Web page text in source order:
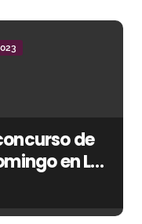
de
en Las